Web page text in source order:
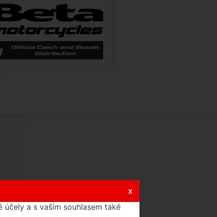
a s vaším souhlasem také
X